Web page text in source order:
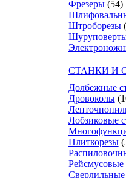
Фрезеры (54)
Штроборезы
СТАНКИ И
Долбежные
Дровоколы
Лобзиковые
Плиткорезы
Рейсмусовые
Сверлильные